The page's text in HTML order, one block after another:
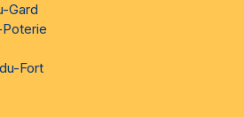
Gard
Fort